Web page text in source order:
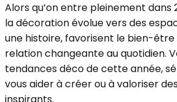
Alors qu’on entre pleinement dans
la décoration évolue vers des
une histoire, favorisent le bien-
relation changeante au quotidien.
tendances déco de cette année,
vous aider à créer ou à valoriser